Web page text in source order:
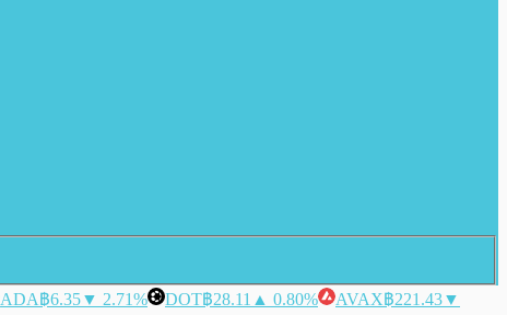
ADA฿6.35▼ 2.71% DOT฿28.11 ▲ 0.80% AVAX฿221.43▼